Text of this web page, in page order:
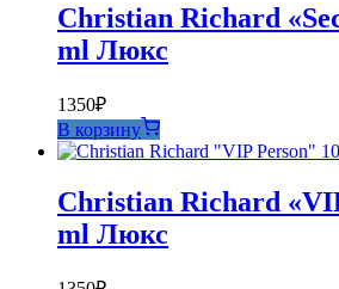
Christian Richard
ml Люкс
1350₽
В корзину
Christian Richard
ml Люкс